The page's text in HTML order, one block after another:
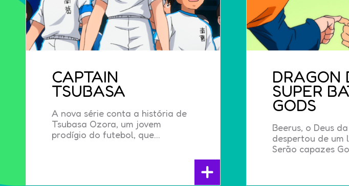
CAPTAIN
TSUBASA
A nova série conta a história de
Tsubasa Ozora, um jovem
prodígio do futebol, que...
+
DRAGON
SUPER
GODS
Beerus, o Deus
despertou de um
Serão capazes